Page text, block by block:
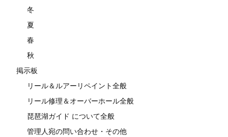
冬
夏
春
秋
掲示板
リール＆ルアーリペイント全般
リール修理＆オーバーホール全般
琵琶湖ガイド について全般
管理人宛の問い合わせ・その他